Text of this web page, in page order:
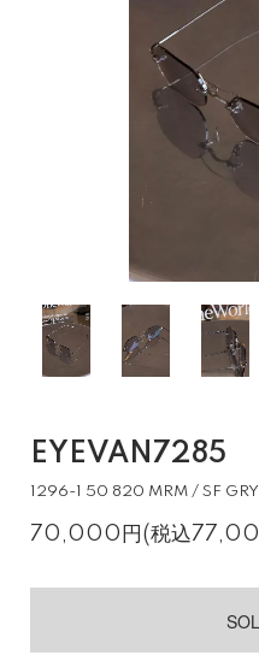
EYEVAN7285
1296-1 50 820 MRM / SF
70,000円(税込